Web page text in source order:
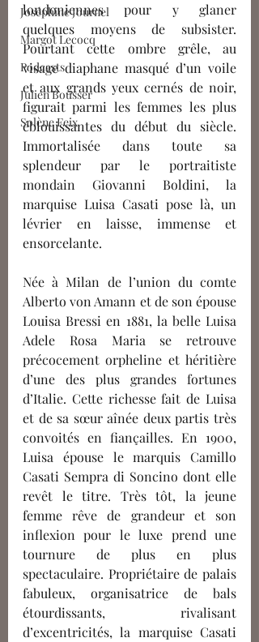
Joséphine Journel
Margot Lecocq
Podcasts
Julien Bousser
Solène Feix
londoniennes pour y glaner
quelques moyens de subsister.
Pourtant cette ombre grêle, au
visage diaphane masqué d’un voile
et aux grands yeux cernés de noir,
figurait parmi les femmes les plus
éblouissantes du début du siècle.
Immortalisée dans toute sa
splendeur par le portraitiste
mondain Giovanni Boldini, la
marquise Luisa Casati pose là, un
lévrier en laisse, immense et
ensorcelante.
Née à Milan de l’union du comte
Alberto von Amann et de son épouse
Louisa Bressi en 1881, la belle Luisa
Adele Rosa Maria se retrouve
précocement orpheline et héritière
d’une des plus grandes fortunes
d’Italie. Cette richesse fait de Luisa
et de sa sœur aînée deux partis très
convoités en fiançailles. En 1900,
Luisa épouse le marquis Camillo
Casati Sempra di Soncino dont elle
revêt le titre. Très tôt, la jeune
femme rêve de grandeur et son
inflexion pour le luxe prend une
tournure de plus en plus
spectaculaire. Propriétaire de palais
fabuleux, organisatrice de bals
étourdissants, rivalisant
d’excentricités, la marquise Casati